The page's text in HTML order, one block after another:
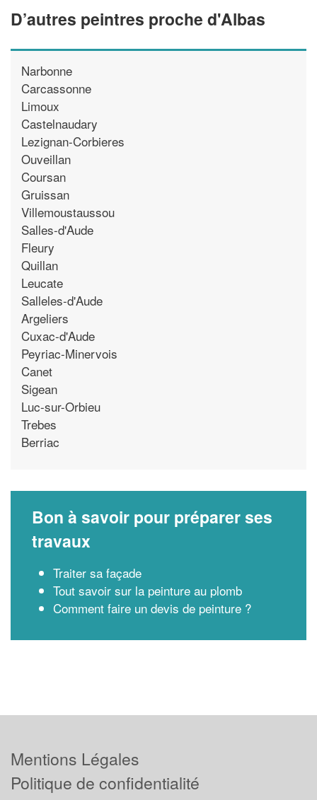
D’autres peintres proche d'Albas
Narbonne
Carcassonne
Limoux
Castelnaudary
Lezignan-Corbieres
Ouveillan
Coursan
Gruissan
Villemoustaussou
Salles-d'Aude
Fleury
Quillan
Leucate
Salleles-d'Aude
Argeliers
Cuxac-d'Aude
Peyriac-Minervois
Canet
Sigean
Luc-sur-Orbieu
Trebes
Berriac
Bon à savoir pour préparer ses
travaux
Traiter sa façade
Tout savoir sur la peinture au plomb
Comment faire un devis de peinture ?
Mentions Légales
Politique de confidentialité